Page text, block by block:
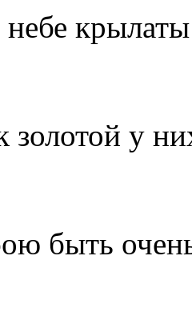
золотой у
быть